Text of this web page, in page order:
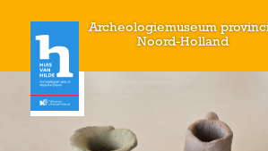
Archeologiemuseum
Noord-Holland